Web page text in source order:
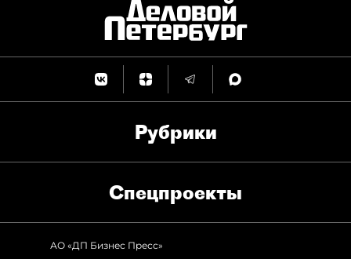
Рубрики
Спец­проекты
АО «ДП Бизнес Пресс»